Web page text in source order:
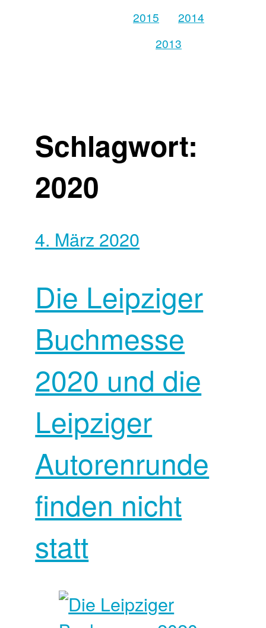
2015
2014
2013
Schlagwort:
2020
4. März 2020
Die Leipziger
Buchmesse
2020 und die
Leipziger
Autorenrunde
finden nicht
statt